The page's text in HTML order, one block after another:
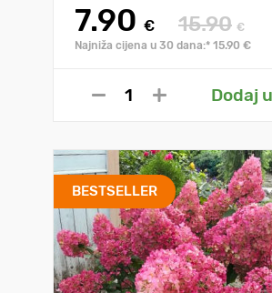
7.90 € 15.90 €
Najniža cijena u 30 dana:* 15.90 €
Dodaj
BESTSELLER